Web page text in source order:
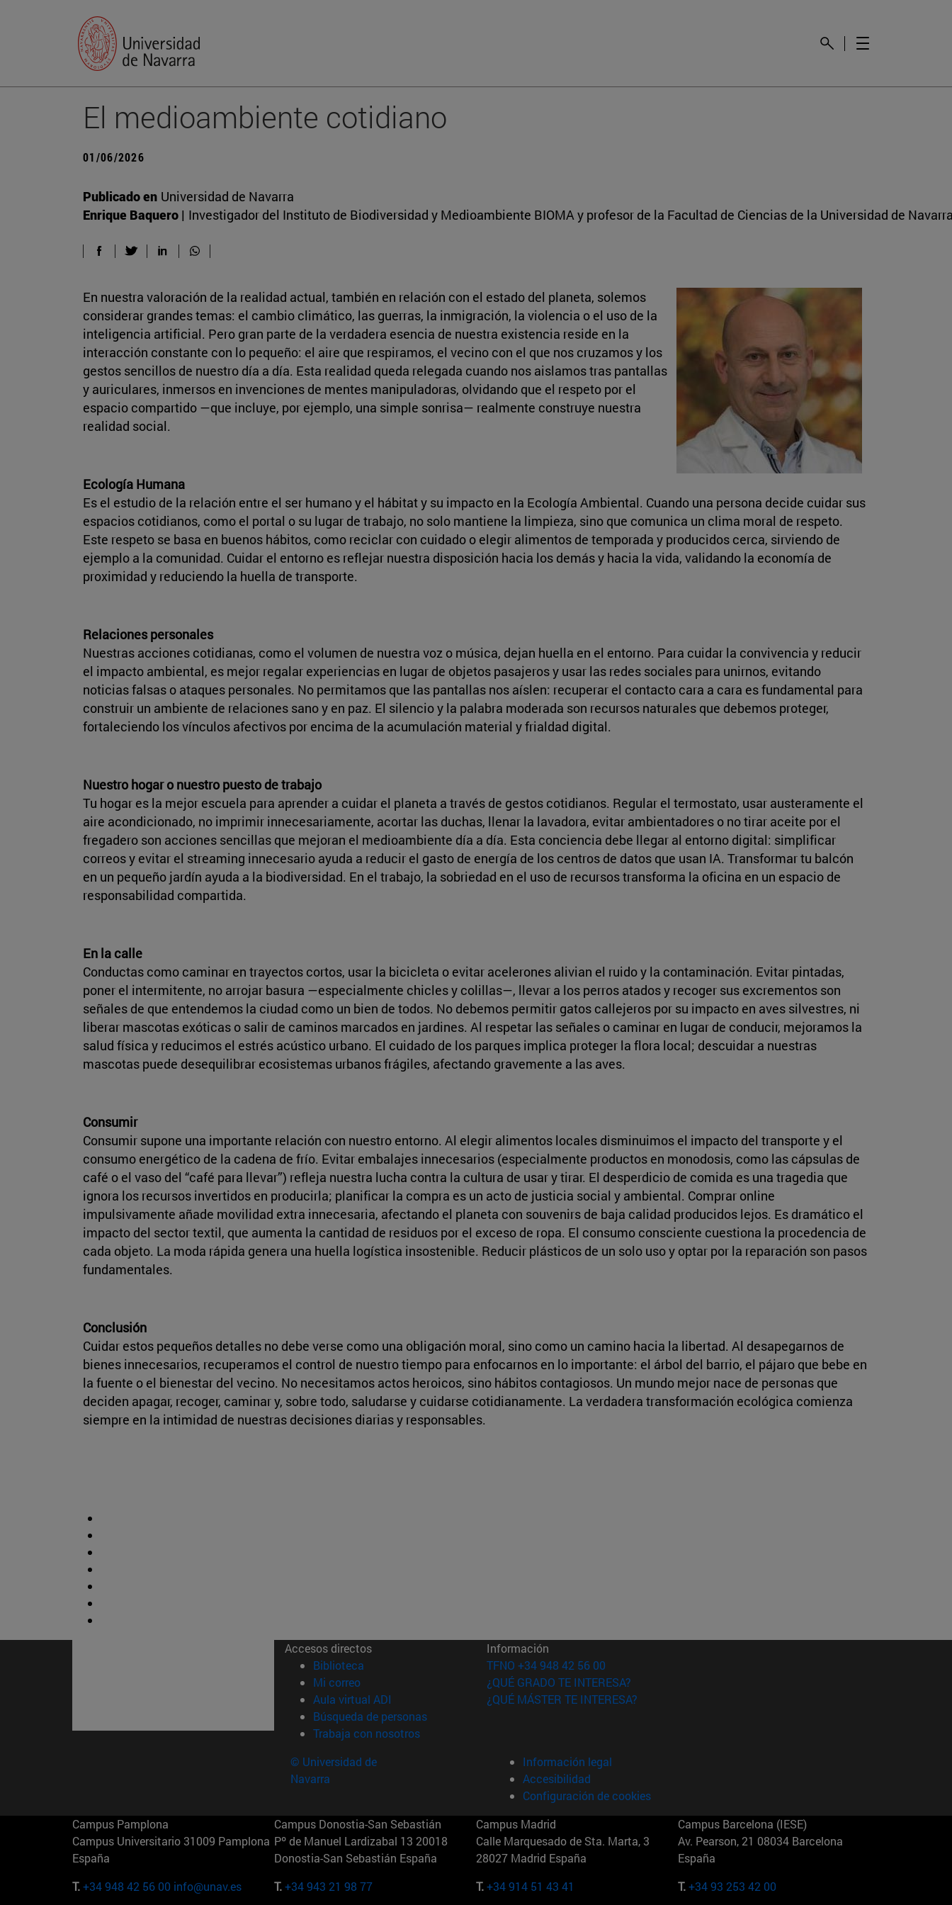
El medioambiente cotidiano
01/06/2026
Publicado en Universidad de Navarra
Enrique Baquero | Investigador del Instituto de Biodiversidad y Medioambiente BIOMA y profesor de la Facultad de Ciencias de la Universidad de
En nuestra valoración de la realidad actual, también en relación con el estado del planeta, solemos
considerar grandes temas: el cambio climático, las guerras, la inmigración, la violencia o el uso de la
inteligencia artificial. Pero gran parte de la verdadera esencia de nuestra existencia reside en la
interacción constante con lo pequeño: el aire que respiramos, el vecino con el que nos cruzamos y los
gestos sencillos de nuestro día a día. Esta realidad queda relegada cuando nos aislamos tras pantallas
y auriculares, inmersos en invenciones de mentes manipuladoras, olvidando que el respeto por el
espacio compartido —que incluye, por ejemplo, una simple sonrisa— realmente construye nuestra
realidad social.
Ecología Humana
Es el estudio de la relación entre el ser humano y el hábitat y su impacto en la Ecología Ambiental. Cuando una persona decide cuidar sus
espacios cotidianos, como el portal o su lugar de trabajo, no solo mantiene la limpieza, sino que comunica un clima moral de respeto.
Este respeto se basa en buenos hábitos, como reciclar con cuidado o elegir alimentos de temporada y producidos cerca, sirviendo de
ejemplo a la comunidad. Cuidar el entorno es reflejar nuestra disposición hacia los demás y hacia la vida, validando la economía de
proximidad y reduciendo la huella de transporte.
Relaciones personales
Nuestras acciones cotidianas, como el volumen de nuestra voz o música, dejan huella en el entorno. Para cuidar la convivencia y reducir
el impacto ambiental, es mejor regalar experiencias en lugar de objetos pasajeros y usar las redes sociales para unirnos, evitando
noticias falsas o ataques personales. No permitamos que las pantallas nos aíslen: recuperar el contacto cara a cara es fundamental para
construir un ambiente de relaciones sano y en paz. El silencio y la palabra moderada son recursos naturales que debemos proteger,
fortaleciendo los vínculos afectivos por encima de la acumulación material y frialdad digital.
Nuestro hogar o nuestro puesto de trabajo
Tu hogar es la mejor escuela para aprender a cuidar el planeta a través de gestos cotidianos. Regular el termostato, usar austeramente el
aire acondicionado, no imprimir innecesariamente, acortar las duchas, llenar la lavadora, evitar ambientadores o no tirar aceite por el
fregadero son acciones sencillas que mejoran el medioambiente día a día. Esta conciencia debe llegar al entorno digital: simplificar
correos y evitar el streaming innecesario ayuda a reducir el gasto de energía de los centros de datos que usan IA. Transformar tu balcón
en un pequeño jardín ayuda a la biodiversidad. En el trabajo, la sobriedad en el uso de recursos transforma la oficina en un espacio de
responsabilidad compartida.
En la calle
Conductas como caminar en trayectos cortos, usar la bicicleta o evitar acelerones alivian el ruido y la contaminación. Evitar pintadas,
poner el intermitente, no arrojar basura —especialmente chicles y colillas—, llevar a los perros atados y recoger sus excrementos son
señales de que entendemos la ciudad como un bien de todos. No debemos permitir gatos callejeros por su impacto en aves silvestres, ni
liberar mascotas exóticas o salir de caminos marcados en jardines. Al respetar las señales o caminar en lugar de conducir, mejoramos la
salud física y reducimos el estrés acústico urbano. El cuidado de los parques implica proteger la flora local; descuidar a nuestras
mascotas puede desequilibrar ecosistemas urbanos frágiles, afectando gravemente a las aves.
Consumir
Consumir supone una importante relación con nuestro entorno. Al elegir alimentos locales disminuimos el impacto del transporte y el
consumo energético de la cadena de frío. Evitar embalajes innecesarios (especialmente productos en monodosis, como las cápsulas de
café o el vaso del “café para llevar”) refleja nuestra lucha contra la cultura de usar y tirar. El desperdicio de comida es una tragedia que
ignora los recursos invertidos en producirla; planificar la compra es un acto de justicia social y ambiental. Comprar online
impulsivamente añade movilidad extra innecesaria, afectando el planeta con souvenirs de baja calidad producidos lejos. Es dramático el
impacto del sector textil, que aumenta la cantidad de residuos por el exceso de ropa. El consumo consciente cuestiona la procedencia de
cada objeto. La moda rápida genera una huella logística insostenible. Reducir plásticos de un solo uso y optar por la reparación son pasos
fundamentales.
Conclusión
Cuidar estos pequeños detalles no debe verse como una obligación moral, sino como un camino hacia la libertad. Al desapegarnos de
bienes innecesarios, recuperamos el control de nuestro tiempo para enfocarnos en lo importante: el árbol del barrio, el pájaro que bebe en
la fuente o el bienestar del vecino. No necesitamos actos heroicos, sino hábitos contagiosos. Un mundo mejor nace de personas que
deciden apagar, recoger, caminar y, sobre todo, saludarse y cuidarse cotidianamente. La verdadera transformación ecológica comienza
siempre en la intimidad de nuestras decisiones diarias y responsables.
Accesos directos
Biblioteca (abre en nueva ventana)
Mi correo(abre en nueva ventana)
Aula virtual ADI (abre en nueva ventana)
Búsqueda de personas(abre en nueva ventana)
Trabaja con nosotros(abre en nueva ventana)
Información
TFNO +34 948 42 56 00
¿QUÉ GRADO TE INTERESA?
¿QUÉ MÁSTER TE INTERESA?
© Universidad de
Navarra
Información legal
Accesibilidad
Configuración de cookies
Campus Pamplona
Campus Universitario 31009 Pamplona
España
T.+34 948 42 56 00 info@unav.es
Campus Donostia-San Sebastián
Pº de Manuel Lardizabal 13 20018
Donostia-San Sebastián España
T.+34 943 21 98 77
Campus Madrid
Calle Marquesado de Sta. Marta, 3
28027 Madrid España
T.+34 914 51 43 41
Campus Barcelona (IESE)
Av. Pearson, 21 08034 Barcelona
España
T.+34 93 253 42 00